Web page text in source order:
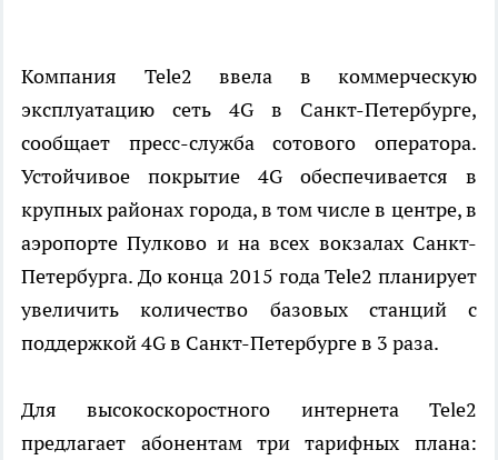
Компания Tele2 ввела в коммерческую
эксплуатацию сеть 4G в Санкт-Петербурге,
сообщает пресс-служба сотового оператора.
Устойчивое покрытие 4G обеспечивается в
крупных районах города, в том числе в центре, в
аэропорте Пулково и на всех вокзалах Санкт-
Петербурга. До конца 2015 года Tele2 планирует
увеличить количество базовых станций с
поддержкой 4G в Санкт-Петербурге в 3 раза.
Для высокоскоростного интернета Tele2
предлагает абонентам три тарифных плана: